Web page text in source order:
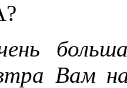
Вам